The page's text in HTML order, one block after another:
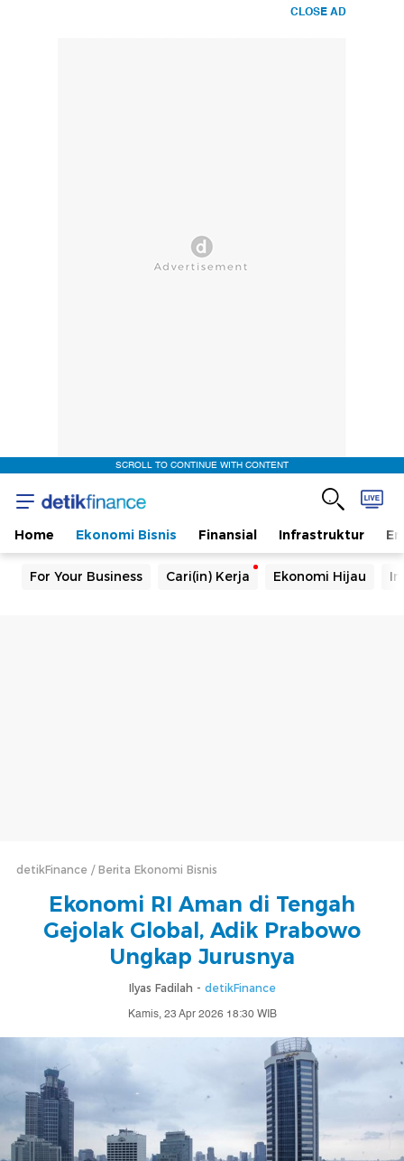
CLOSE AD
SCROLL TO CONTINUE WITH CONTENT
Home Ekonomi Bisnis Finansial Infrastruktur
For Your Business Cari(in) Kerja Ekonomi Hijau
detikFinance Berita Ekonomi Bisnis
Ekonomi RI Aman di Tengah
Gejolak Global, Adik Prabowo
Ungkap Jurusnya
Ilyas Fadilah - detikFinance
Kamis, 23 Apr 2026 18:30 WIB